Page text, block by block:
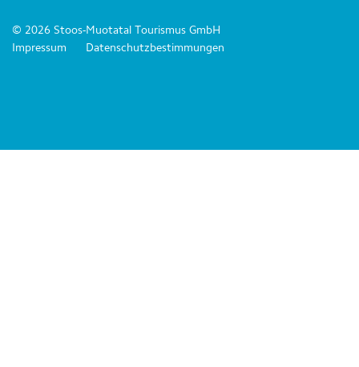
© 2026 Stoos-Muotatal Tourismus GmbH
Impressum
Datenschutzbestimmungen